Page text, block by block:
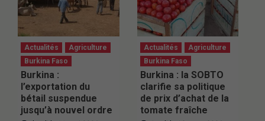
Actualités
Agriculture
Burkina Faso
Burkina :
l’exportation du
bétail suspendue
jusqu’à nouvel ordre
Actualités
Agriculture
Burkina Faso
Burkina : la SOBTO
clarifie sa politique
de prix d’achat de la
tomate fraîche